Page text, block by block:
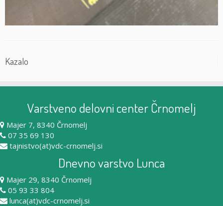
Kazalo
Varstveno delovni center Črnomelj
Majer 7, 8340 Črnomelj
07 35 69 130
tajnistvo(at)vdc-crnomelj.si
Dnevno varstvo Lunca
Majer 29, 8340 Črnomelj
05 93 33 804
lunca(at)vdc-crnomelj.si